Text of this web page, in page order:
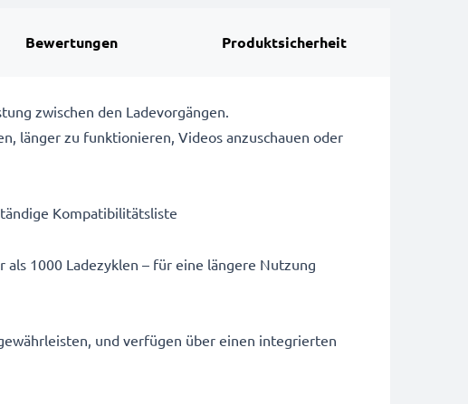
Bewertungen Produktsicherheit
zwischen den Ladevorgängen.
länger zu funktionieren, Videos anzuschauen oder
Kompatibilitätsliste
1000 Ladezyklen – für eine längere Nutzung
und verfügen über einen integrierten